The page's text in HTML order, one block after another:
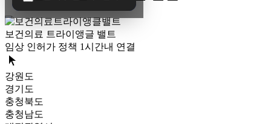
보건의료 트라이앵글 밸트
임상 인허가 정책 1시간내 연결
arrow_selector_tool
강원도
경기도
충청북도
충청남도